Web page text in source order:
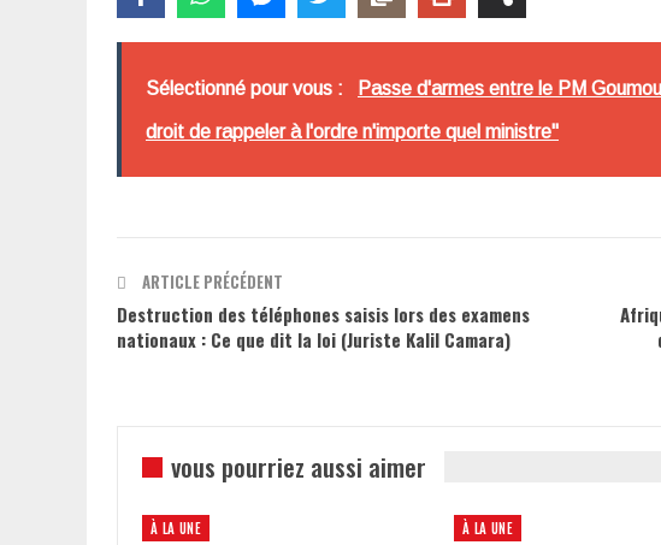
Sélectionné pour vous : Passe d'armes entre le PM
droit de rappeler à l'ordre n'importe quel ministre"
ARTICLE PRÉCÉDENT
Destruction des téléphones saisis lors des examens
nationaux : Ce que dit la loi (Juriste Kalil Camara)
vous pourriez aussi aimer
À LA UNE À LA UNE